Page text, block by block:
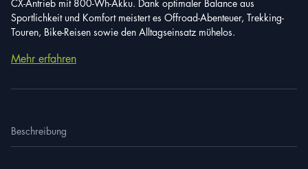
CX-Antrieb mit 800-Wh-Akku. Dank optimaler Balance aus
Sportlichkeit und Komfort meistert es Offroad-Abenteuer, Trekking-
Touren, Bike-Reisen sowie den Alltagseinsatz mühelos.
Mehr erfahren
Beschreibung